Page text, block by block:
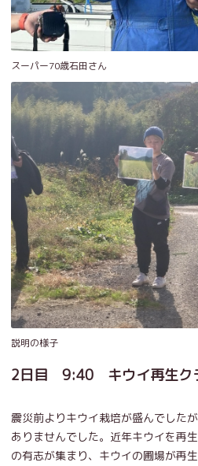
スーパー70歳石田さん
説明の様子
2日目 9:40 キウイ再生ク
震災前よりキウイ栽培が盛んでした
ありませんでした。近年キウイを再
の有志が集まり、キウイの圃場が再